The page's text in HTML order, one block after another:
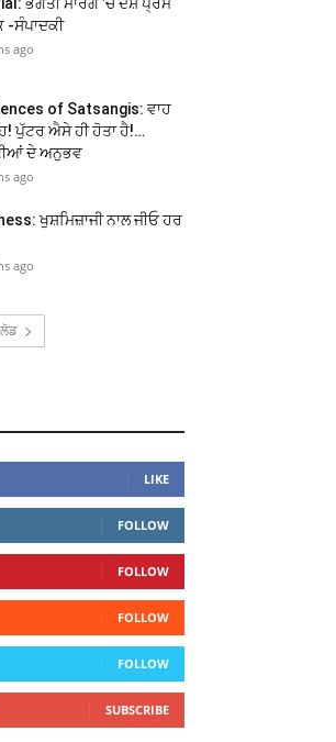
-ਸੰਪਾਦਕੀ
ago
of Satsangis: ਵਾਹ
ਪੁੱਟਰ ਐਸੇ ਹੀ ਹੋਤਾ ਹੈ!…
ਦੇ ਅਨੁਭਵ
ago
ਖੁਸ਼ਮਿਜ਼ਾਜੀ ਨਾਲ ਜੀਓ ਹਰ
ago
LIKE
FOLLOW
FOLLOW
FOLLOW
FOLLOW
SUBSCRIBE